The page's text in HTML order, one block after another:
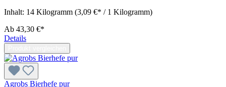
Inhalt: 14 Kilogramm (3,09 €* / 1 Kilogramm)
Ab 43,30 €*
Details
Agrobs Bierhefe pur